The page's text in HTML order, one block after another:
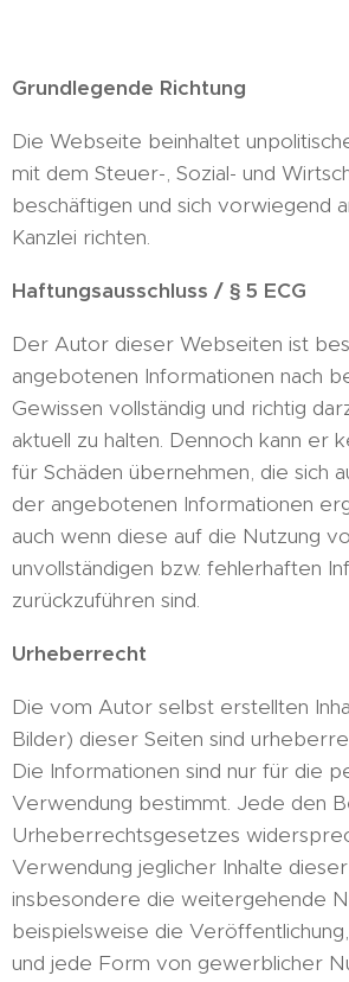
Grundlegende Richtung
Die Webseite beinhaltet
mit dem Steuer-, Sozial- und
beschäftigen und sich vorwiegend
Kanzlei richten.
Haftungsausschluss / § 5 ECG
Der Autor dieser Webseiten ist
angebotenen Informationen nach
Gewissen vollständig und richtig
aktuell zu halten. Dennoch kann er
für Schäden übernehmen, die sich
der angebotenen Informationen
auch wenn diese auf die Nutzung
unvollständigen bzw. fehlerhaften
zurückzuführen sind.
Urheberrecht
Die vom Autor selbst erstellten
Bilder) dieser Seiten sind
Die Informationen sind nur für die
Verwendung bestimmt. Jede den
Urheberrechtsgesetzes
Verwendung jeglicher Inhalte
insbesondere die weitergehende
beispielsweise die
und jede Form von gewerblicher